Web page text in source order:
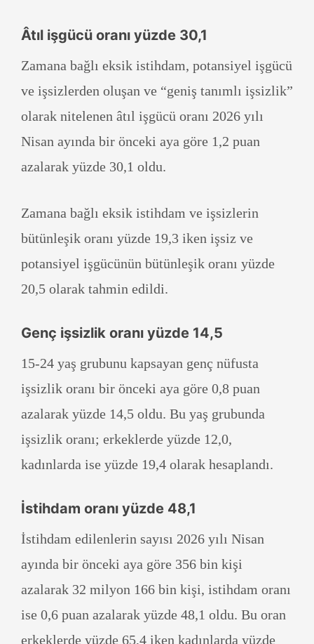
Âtıl işgücü oranı yüzde 30,1
Zamana bağlı eksik istihdam, potansiyel işgücü
ve işsizlerden oluşan ve “geniş tanımlı işsizlik”
olarak nitelenen âtıl işgücü oranı 2026 yılı
Nisan ayında bir önceki aya göre 1,2 puan
azalarak yüzde 30,1 oldu.
Zamana bağlı eksik istihdam ve işsizlerin
bütünleşik oranı yüzde 19,3 iken işsiz ve
potansiyel işgücünün bütünleşik oranı yüzde
20,5 olarak tahmin edildi.
Genç işsizlik oranı yüzde 14,5
15-24 yaş grubunu kapsayan genç nüfusta
işsizlik oranı bir önceki aya göre 0,8 puan
azalarak yüzde 14,5 oldu. Bu yaş grubunda
işsizlik oranı; erkeklerde yüzde 12,0,
kadınlarda ise yüzde 19,4 olarak hesaplandı.
İstihdam oranı yüzde 48,1
İstihdam edilenlerin sayısı 2026 yılı Nisan
ayında bir önceki aya göre 356 bin kişi
azalarak 32 milyon 166 bin kişi, istihdam oranı
ise 0,6 puan azalarak yüzde 48,1 oldu. Bu oran
erkeklerde yüzde 65,4 iken kadınlarda yüzde